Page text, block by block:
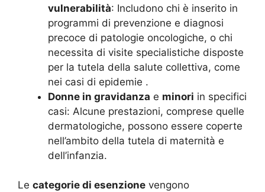
vulnerabilità: Includono chi è inserito in
programmi di prevenzione e diagnosi
precoce di patologie oncologiche, o chi
necessita di visite specialistiche disposte
per la tutela della salute collettiva, come
nei casi di epidemie .
Donne in gravidanza e minori in specifici
casi: Alcune prestazioni, comprese quelle
dermatologiche, possono essere coperte
nell’ambito della tutela di maternità e
dell’infanzia.
Le categorie di esenzione vengono